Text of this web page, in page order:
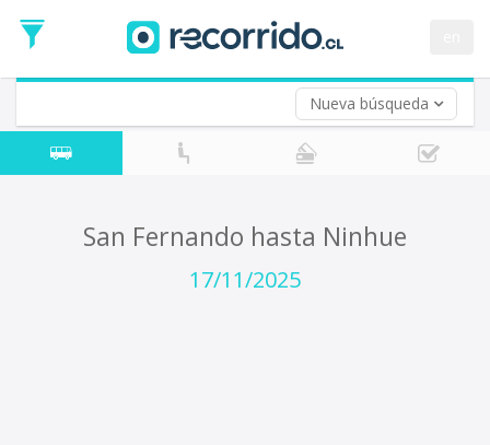
Nueva búsqueda
de
Ida
Vuelta (opcional)
Fecha
de
San Fernando hasta Ninhue
17/11/2025